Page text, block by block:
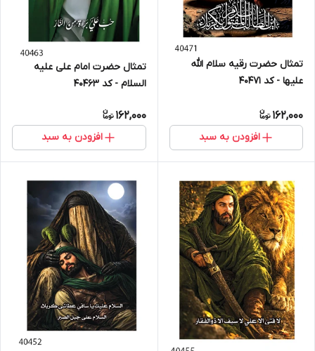
تمثال حضرت رقیه سلام الله
علیها - کد 40471
162,000
افزودن به سبد
تمثال حضرت امام علی علیه
السلام - کد 40463
162,000
افزودن به سبد